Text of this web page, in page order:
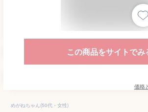
この商品をサイトでみ
価格
めがねちゃん(50代・女性)